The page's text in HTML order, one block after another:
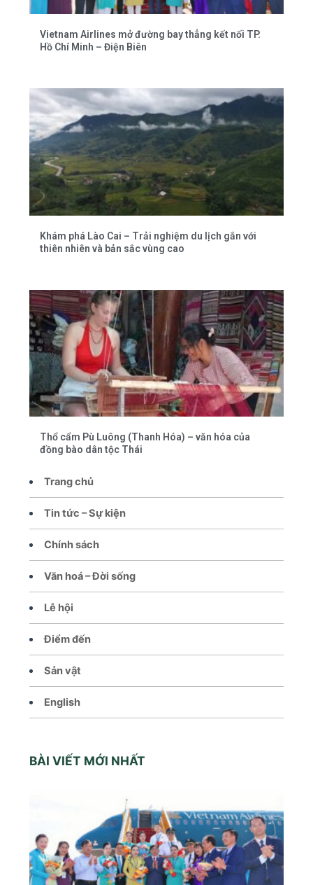
Trang chủ
Tin tức – Sự kiện
Chính sách
Văn hoá – Đời sống
Lễ hội
Điểm đến
Sản vật
English
BÀI VIẾT MỚI NHẤT
Vietnam Airlines mở đường bay thẳng kết nối TP.
Hồ Chí Minh – Điện Biên
Khám phá Lào Cai – Trải nghiệm du lịch gắn với
thiên nhiên và bản sắc vùng cao
Thổ cẩm Pù Luông (Thanh Hóa) – văn hóa của
đồng bào dân tộc Thái